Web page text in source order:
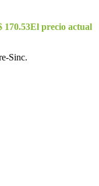
170.53El precio actual
Sinc.